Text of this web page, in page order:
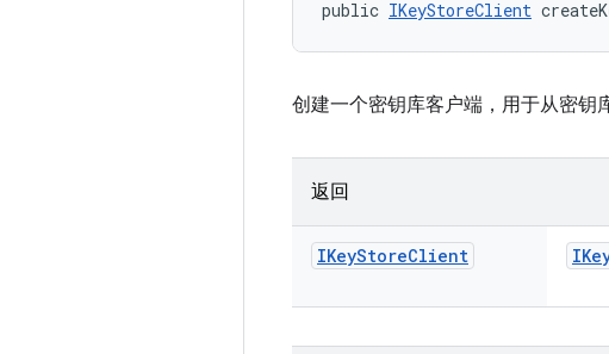
public IKeyStoreClient
创建一个密钥库客户端，用于从密钥
返回
IKeyStoreClient